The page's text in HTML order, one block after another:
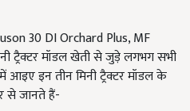
30 DI Orchard Plus, MF
ट्रैक्टर मॉडल खेती से जुड़े लगभग सभी
इन तीन मिनी ट्रैक्टर मॉडल के
से जानते हैं-